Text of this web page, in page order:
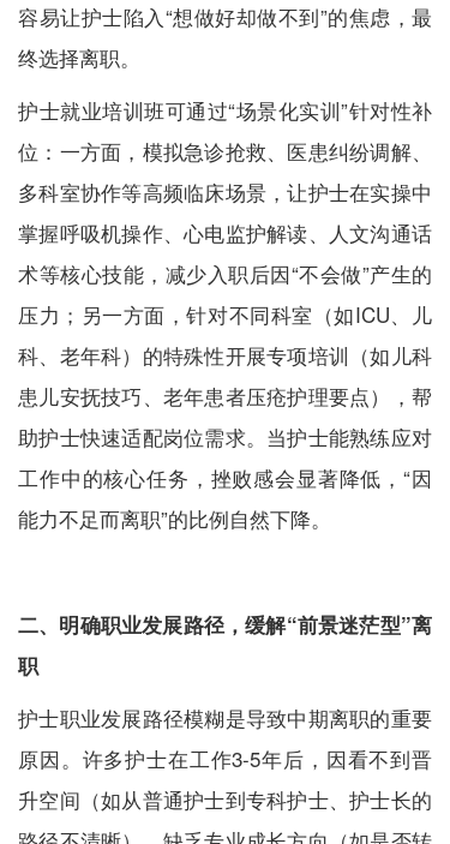
容易让护士陷入“想做好却做不到”的焦虑，最
终选择离职。
护士就业培训班可通过“场景化实训”针对性补
位：一方面，模拟急诊抢救、医患纠纷调解、
多科室协作等高频临床场景，让护士在实操中
掌握呼吸机操作、心电监护解读、人文沟通话
术等核心技能，减少入职后因“不会做”产生的
压力；另一方面，针对不同科室（如ICU、儿
科、老年科）的特殊性开展专项培训（如儿科
患儿安抚技巧、老年患者压疮护理要点），帮
助护士快速适配岗位需求。当护士能熟练应对
工作中的核心任务，挫败感会显著降低，“因
能力不足而离职”的比例自然下降。
二、明确职业发展路径，缓解“前景迷茫型”离
职
护士职业发展路径模糊是导致中期离职的重要
原因。许多护士在工作3-5年后，因看不到晋
升空间（如从普通护士到专科护士、护士长的